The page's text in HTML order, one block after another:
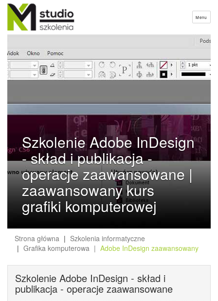
Menu
Szkolenie Adobe InDesign
- skład i publikacja -
operacje zaawansowane |
zaawansowany kurs
grafiki komputerowej
Strona główna
Szkolenia informatyczne
Grafika komputerowa
Adobe InDesign zaawansowany
Szkolenie Adobe InDesign - skład i
publikacja - operacje zaawansowane